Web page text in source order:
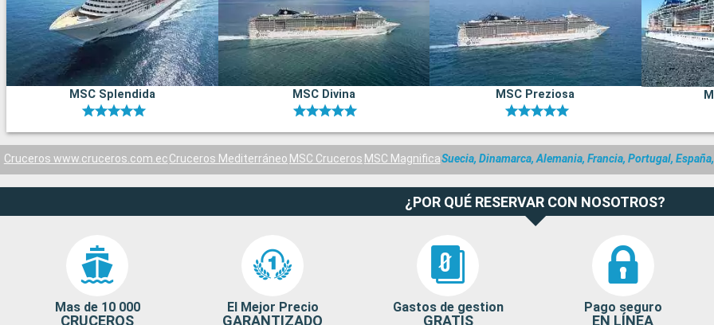
MSC Splendida MSC Divina MSC Preziosa
Cruceros www.cruceros.com.ecCruceros Mediterráneo MSC Cruceros MSC MagnificaSuecia, Dinamarca, Alemania, Francia, Portugal,
¿POR QUÉ RESERVAR CON NOSOTROS?
Mas de 10 000
CRUCEROS
El Mejor Precio
GARANTIZADO
Gastos de gestion
GRATIS
Pago seguro
EN LÍNEA